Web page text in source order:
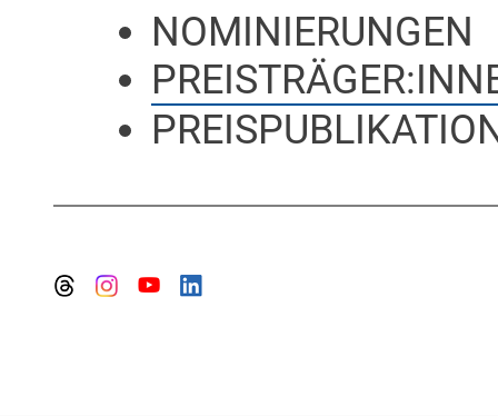
NOMINIERUNGEN